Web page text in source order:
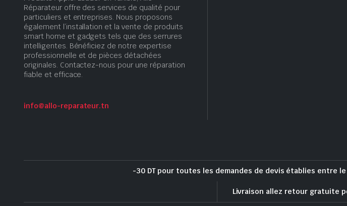
Réparateur offre des services de qualité pour
particuliers et entreprises. Nous proposons
également l’installation et la vente de produits
smart home et gadgets tels que des serrures
intelligentes. Bénéficiez de notre expertise
professionnelle et de pièces détachées
originales. Contactez-nous pour une réparation
fiable et efficace.
info@allo-reparateur.tn
-30 DT pour toutes les demandes de devis établies entre
Livraison allez retour gratuite